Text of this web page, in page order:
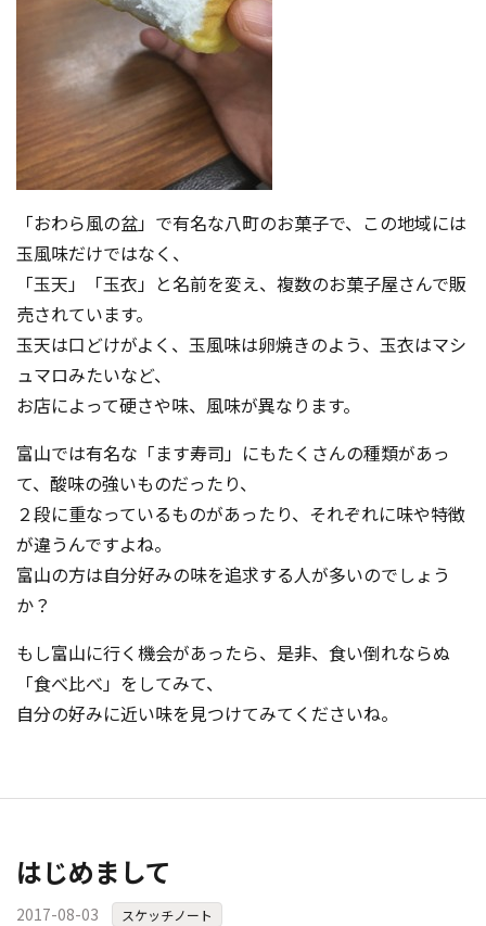
「おわら風の盆」で有名な八町のお菓子で、この地域には
玉風味だけではなく、
「玉天」「玉衣」と名前を変え、複数のお菓子屋さんで販
売されています。
玉天は口どけがよく、玉風味は卵焼きのよう、玉衣はマシ
ュマロみたいなど、
お店によって硬さや味、風味が異なります。
富山では有名な「ます寿司」にもたくさんの種類があっ
て、酸味の強いものだったり、
２段に重なっているものがあったり、それぞれに味や特徴
が違うんですよね。
富山の方は自分好みの味を追求する人が多いのでしょう
か？
もし富山に行く機会があったら、是非、食い倒れならぬ
「食べ比べ」をしてみて、
自分の好みに近い味を見つけてみてくださいね。
はじめまして
2017-08-03 スケッチノート